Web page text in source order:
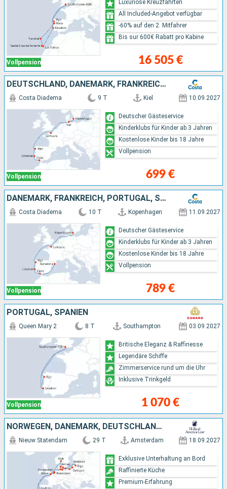
Vollpension 16 505 €
Luxuriöse Kreuzfahrten
All Included-Angebot verfügbar
-60% auf den 2. Mitfahrer
Bis sur 600€ Rabatt pro Kabine
DEUTSCHLAND, DÄNEMARK, FRANKREICH, PORTUGAL, SPANIEN
Vollpension
Costa Diadema 9 T Kiel 10.09.2027
699 €
Deutscher Gästeservice
Kinderklubs für Kinder ab 3 Jahren
Kostenlose Kinder bis 18 Jahre
Vollpension
DÄNEMARK, FRANKREICH, PORTUGAL, SPANIEN
Vollpension
Costa Diadema 10 T Kopenhagen 11.09.2027
789 €
Deutscher Gästeservice
Kinderklubs für Kinder ab 3 Jahren
Kostenlose Kinder bis 18 Jahre
Vollpension
PORTUGAL, SPANIEN
Vollpension
Queen Mary 2 8 T Southampton 03.09.2027
1 070 €
Britische Eleganz & Raffinesse
Legendäre Schiffe
Zimmerservice rund um die Uhr
Inklusive Trinkgeld
NORWEGEN, DÄNEMARK, DEUTSCHLAND, POLEN, LETTLAND, MAROKKO, PORTUGAL, NIEDERLANDE
Nieuw Statendam 29 T Amsterdam 18.09.2027
Exklusive Unterhaltung an Bord
Raffinierte Küche
Premium-Erfahrung